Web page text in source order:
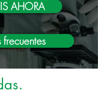
AHORA
frecuentes